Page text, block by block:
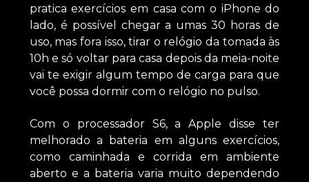
pratica exercícios em casa com o iPhone do
lado, é possível chegar a umas 30 horas de
uso, mas fora isso, tirar o relógio da tomada às
10h e só voltar para casa depois da meia-noite
vai te exigir algum tempo de carga para que
você possa dormir com o relógio no pulso.
Com o processador S6, a Apple disse ter
melhorado a bateria em alguns exercícios,
como caminhada e corrida em ambiente
aberto e a bateria varia muito dependendo